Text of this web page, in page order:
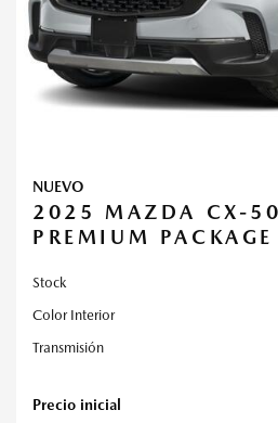
NUEVO
2025 MAZDA CX-
PREMIUM PACKAGE
Stock
Color Interior
Transmisión
Precio inicial